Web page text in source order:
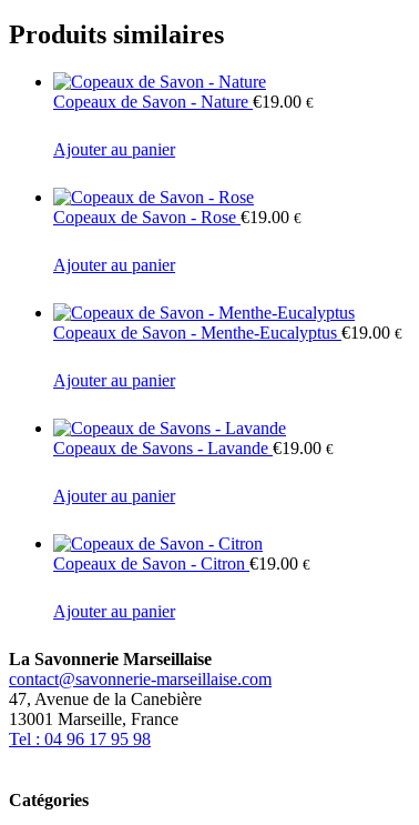
Produits similaires
Copeaux de Savon - Nature €19.00 €
Ajouter au panier
Copeaux de Savon - Rose €19.00 €
Ajouter au panier
Copeaux de Savon - Menthe-Eucalyptus €19.00 €
Ajouter au panier
Copeaux de Savons - Lavande €19.00 €
Ajouter au panier
Copeaux de Savon - Citron €19.00 €
Ajouter au panier
La Savonnerie Marseillaise
contact@savonnerie-marseillaise.com
47, Avenue de la Canebière
13001 Marseille, France
Tel : 04 96 17 95 98
Catégories